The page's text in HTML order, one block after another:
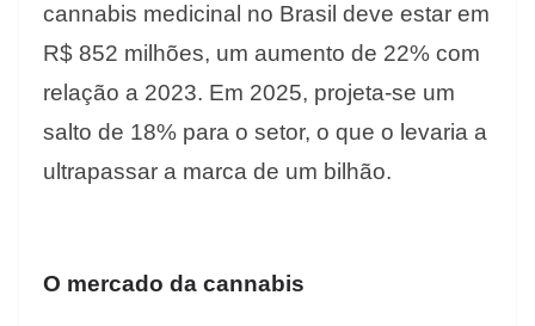
cannabis medicinal no Brasil deve estar em
R$ 852 milhões, um aumento de 22% com
relação a 2023. Em 2025, projeta-se um
salto de 18% para o setor, o que o levaria a
ultrapassar a marca de um bilhão.
O mercado da cannabis